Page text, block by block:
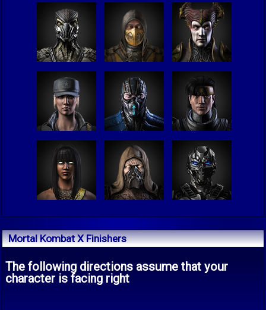
Mortal Kombat X Finishers
The following directions assume that your
character is facing right